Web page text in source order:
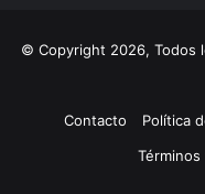
© Copyright 2026, Todos
Contacto
Política